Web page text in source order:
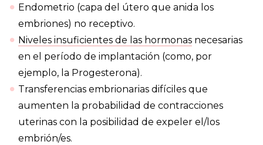
Endometrio (capa del útero que anida los
embriones) no receptivo.
Niveles insuficientes de las hormonas necesarias
en el período de implantación (como, por
ejemplo, la Progesterona).
Transferencias embrionarias difíciles que
aumenten la probabilidad de contracciones
uterinas con la posibilidad de expeler el/los
embrión/es.